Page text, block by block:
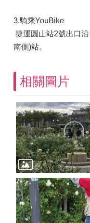
3.騎乘YouBike
捷運圓山站2號出口
南側)站。
相關圖片